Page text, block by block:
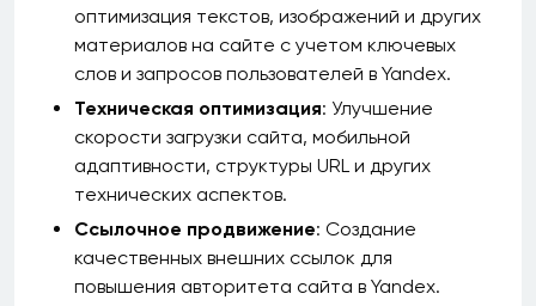
оптимизация текстов, изображений и других
материалов на сайте с учетом ключевых
слов и запросов пользователей в Yandex.
Техническая оптимизация: Улучшение
скорости загрузки сайта, мобильной
адаптивности, структуры URL и других
технических аспектов.
Ссылочное продвижение: Создание
качественных внешних ссылок для
повышения авторитета сайта в Yandex.